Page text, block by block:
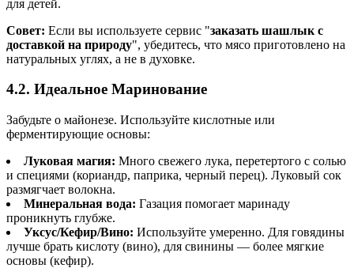
для детей.
Совет: Если вы используете сервис "заказать шашлык с
доставкой на природу", убедитесь, что мясо приготовлено на
натуральных углях, а не в духовке.
4.2. Идеальное Маринование
Забудьте о майонезе. Используйте кислотные или
ферментирующие основы:
Луковая магия: Много свежего лука, перетертого с солью
и специями (кориандр, паприка, черный перец). Луковый сок
размягчает волокна.
Минеральная вода: Газация помогает маринаду
проникнуть глубже.
Уксус/Кефир/Вино: Используйте умеренно. Для говядины
лучше брать кислоту (вино), для свинины — более мягкие
основы (кефир).